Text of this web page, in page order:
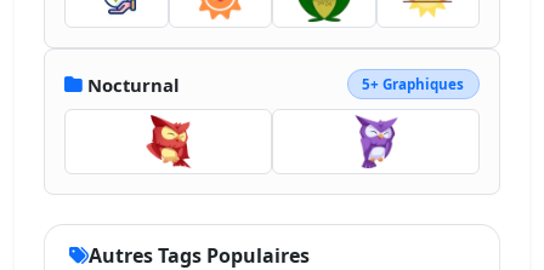
Nocturnal 5+ Graphiques
Autres Tags Populaires